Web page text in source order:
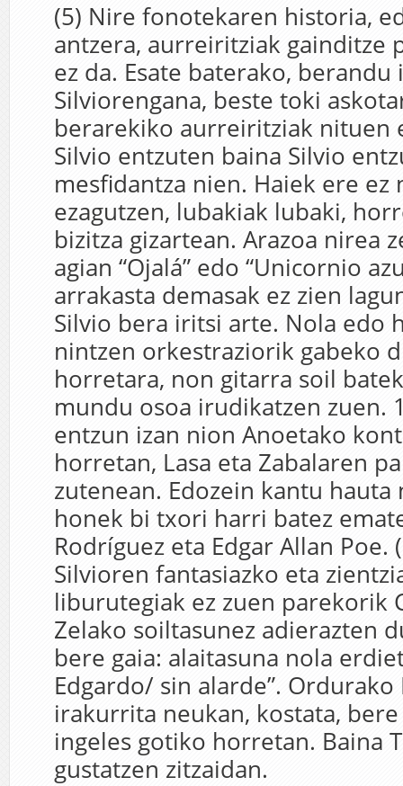
(5) Nire fonotekaren historia,
antzera, aurreiritziak gainditze
ez da. Esate baterako,
Silviorengana, beste toki
berarekiko aurreiritziak nituen
Silvio entzuten baina Silvio
mesfidantza nien. Haiek ere ez
ezagutzen, lubakiak lubaki,
bizitza gizartean. Arazoa nirea
agian “Ojalá” edo “Unicornio
arrakasta demasak ez zien
Silvio bera iritsi arte. Nola edo
nintzen orkestraziorik gabeko
horretara, non gitarra soil
mundu osoa irudikatzen zuen.
entzun izan nion Anoetako
horretan, Lasa eta Zabalaren
zutenean. Edozein kantu hauta
honek bi txori harri batez
Rodríguez eta Edgar Allan Poe.
Silvioren fantasiazko eta
liburutegiak ez zuen parekorik
Zelako soiltasunez adierazten
bere gaia: alaitasuna nola
Edgardo/ sin alarde”. Ordurako
irakurrita neukan, kostata,
ingeles gotiko horretan. Baina
gustatzen zitzaidan.